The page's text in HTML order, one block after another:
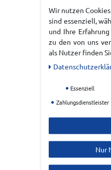
Wir nutzen
sind essenziell,
und Ihre
zu den von uns
als Nutzer finden
Essenziell
Zahlungsdienstleister
Nur